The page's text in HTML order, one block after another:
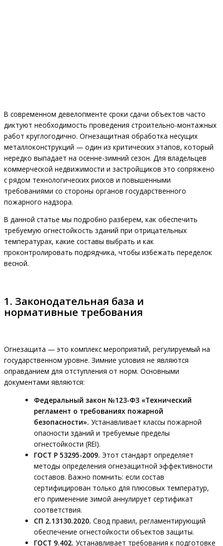
В современном девелопменте сроки сдачи объектов часто
диктуют необходимость проведения строительно-монтажных
работ круглогодично. Огнезащитная обработка несущих
металлоконструкций — один из критических этапов, который
нередко выпадает на осенне-зимний сезон. Для владельцев
коммерческой недвижимости и застройщиков это сопряжено
с рядом технологических рисков и повышенными
требованиями со стороны органов государственного
пожарного надзора.
В данной статье мы подробно разберем, как обеспечить
требуемую огнестойкость зданий при отрицательных
температурах, какие составы выбрать и как
проконтролировать подрядчика, чтобы избежать переделок
весной.
1. Законодательная база и
нормативные требования
Огнезащита — это комплекс мероприятий, регулируемый на
государственном уровне. Зимние условия не являются
оправданием для отступления от норм. Основными
документами являются:
Федеральный закон №123-ФЗ «Технический
регламент о требованиях пожарной
безопасности». Устанавливает классы пожарной
опасности зданий и требуемые пределы
огнестойкости (REI).
ГОСТ Р 53295-2009. Этот стандарт определяет
методы определения огнезащитной эффективности
составов. Важно помнить: если состав
сертифицирован только для плюсовых температур,
его применение зимой аннулирует сертификат
соответствия.
СП 2.13130.2020. Свод правил, регламентирующий
обеспечение огнестойкости объектов защиты.
ГОСТ 9.402. Устанавливает требования к подготовке